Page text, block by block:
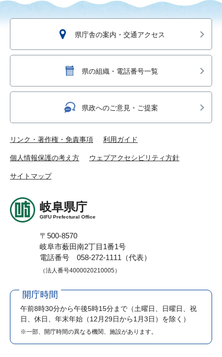
県庁舎の案内・交通アクセス
県の組織・電話番号一覧
県政へのご意見・ご提案
リンク・著作権・免責事項 利用ガイド
個人情報保護の考え方 ウェブアクセシビリティ方針
サイトマップ
岐阜県庁
GIFU Prefectural Office
〒500-8570
岐阜市薮田南2丁目1番1号
電話番号 058-272-1111（代表）
（法人番号4000020210005）
開庁時間
午前8時30分から午後5時15分まで （土曜日、日曜日、祝
日、休日、年末年始（12月29日から1月3日）を除く）
※一部、開庁時間の異なる機関、施設があります。